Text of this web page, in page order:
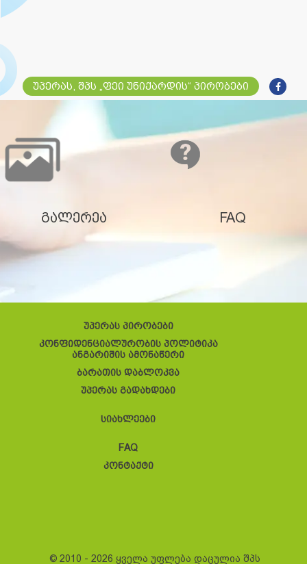
უპერას, შპს „ფეი უნიქარდის“ პირობები
გალერეა FAQ
უპერას პირობები
კონფიდენციალურობის პოლიტიკა
ანგარიშის ამონაწერი
ბარათის დაბლოკვა
უპერას გადახდები
სიახლეები
FAQ
კონტაქტი
© 2010 - 2026 ყველა უფლება დაცულია შპს